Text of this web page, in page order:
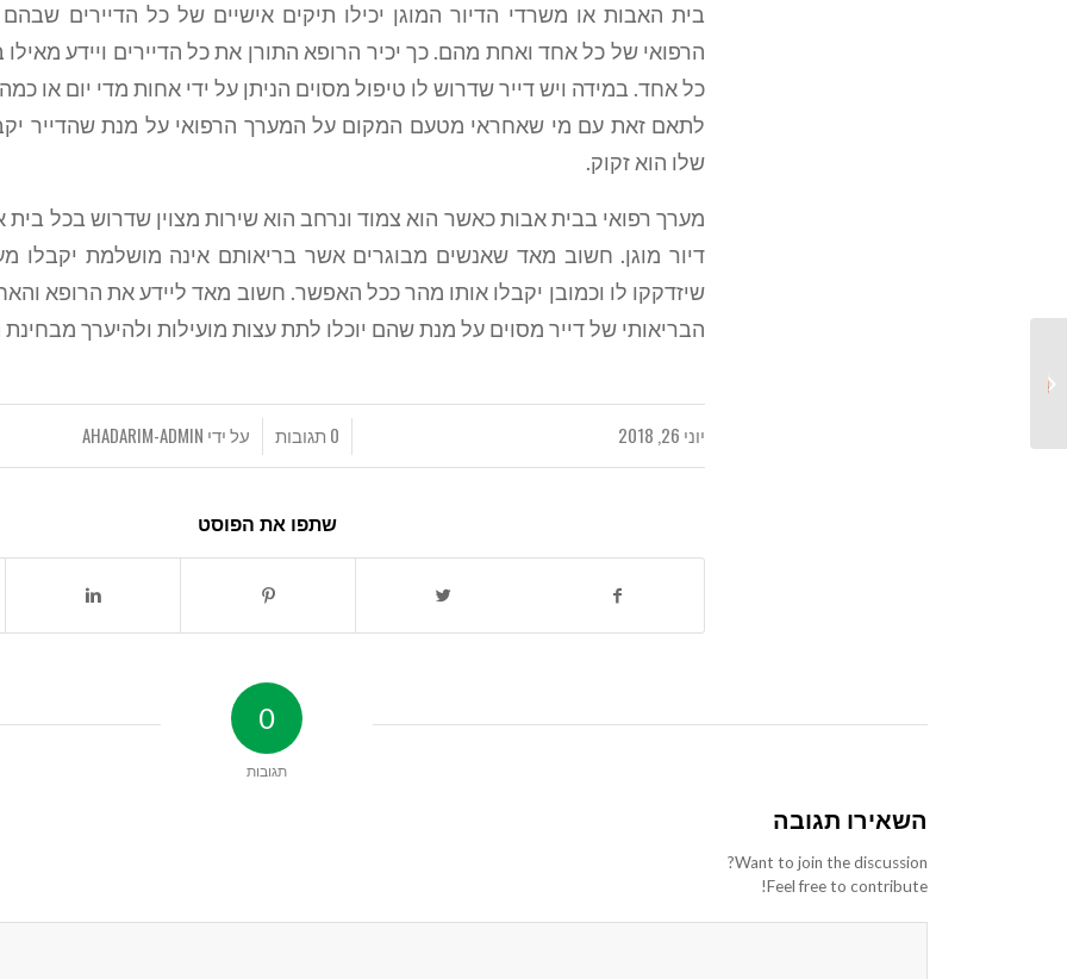
בית האבות או משרדי הדיור המוגן יכילו תיקים אישיים של כל הדיירים
הרפואי של כל אחד ואחת מהם. כך יכיר הרופא התורן את כל הדיירים ויידע מאילו
כל אחד. במידה ויש דייר שדרוש לו טיפול מסוים הניתן על ידי אחות מדי יום או
לתאם זאת עם מי שאחראי מטעם המקום על המערך הרפואי על מנת שהדייר
שלו הוא זקוק.
מערך רפואי בבית אבות כאשר הוא צמוד ונרחב הוא שירות מצוין שדרוש בכל
דיור מוגן. חשוב מאד שאנשים מבוגרים אשר בריאותם אינה מושלמת יקבלו
שיזדקקו לו וכמובן יקבלו אותו מהר ככל האפשר. חשוב מאד ליידע את הרופא
הבריאותי של דייר מסוים על מנת שהם יוכלו לתת עצות מועילות ולהיערך
יוני 26, 2018 0 תגובות/ על ידי AHADARIM-ADMIN
שתפו את הפוסט
0
תגובות
השאירו תגובה
Want to join the discussion?
Feel free to contribute!